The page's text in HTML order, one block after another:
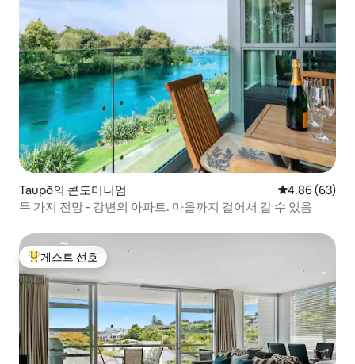
Taupō의 콘도미니엄 평점 4.86점(5
4.86 (63)
두 가지 전망 - 강변의 아파트. 마을까지 걸어서 갈 수 있음
상위 게스트 선호
게스트 선호